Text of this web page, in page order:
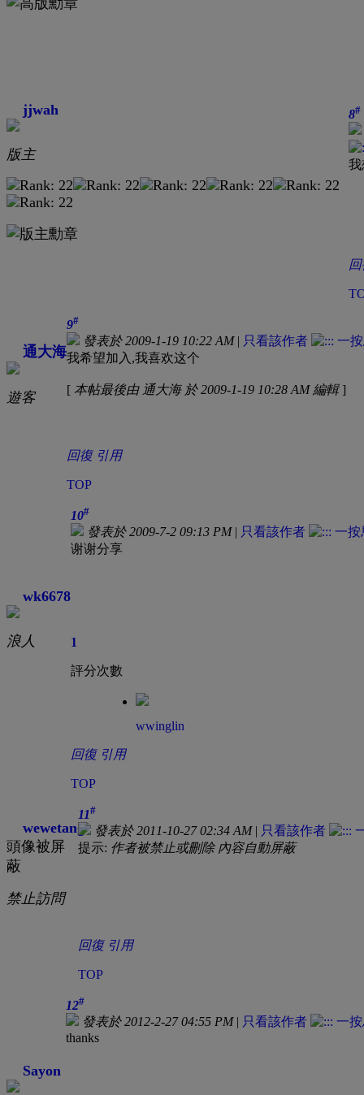
jjwah
版主
8#
我
通大海
遊客
9#
發表於 2009-1-19 10:22 AM| 只看該作者
我希望加入,我喜欢这个
[ 本帖最後由 通大海 於 2009-1-19 10:28 AM 編輯]
回復 引用
TOP
wk6678
浪人
10#
發表於 2009-7-2 09:13 PM| 只看該作者
谢谢分享
1
評分次數
wwinglin
回復 引用
TOP
wewetang
頭像被屏
蔽
禁止訪問
11#
發表於 2011-10-27 02:34 AM| 只看該作者
提示: 作者被禁止或刪除 內容自動屏蔽
回復 引用
TOP
Sayon
12#
發表於 2012-2-27 04:55 PM| 只看該作者
thanks